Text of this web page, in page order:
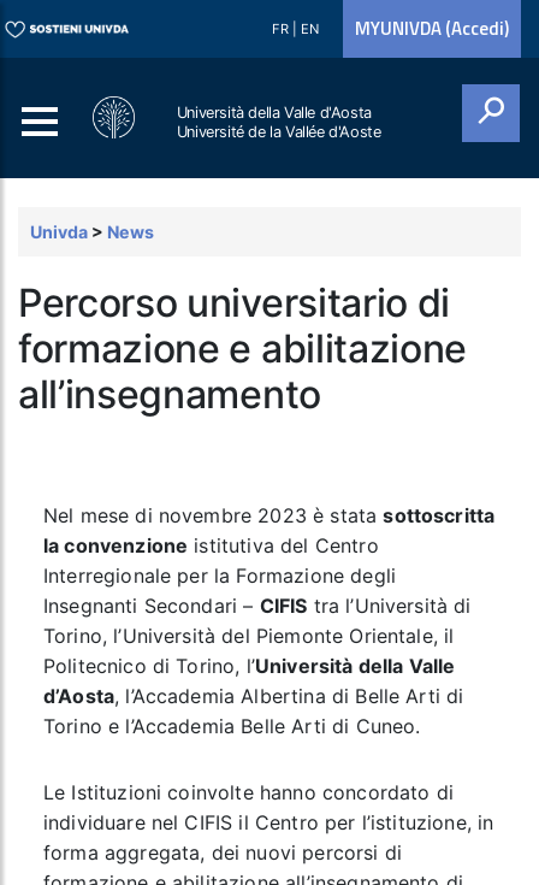
FR EN MYUNIVDA (Accedi)
Università della Valle d'Aosta
Université de la Vallée d'Aoste
Univda > News
Percorso universitario di
formazione e abilitazione
all’insegnamento
Nel mese di novembre 2023 è statasottoscritta
la convenzione istitutiva del Centro
Interregionale per la Formazione degli
Insegnanti Secondari – CIFIS tra l’Università di
Torino, l’Università del Piemonte Orientale, il
Politecnico di Torino, l’Università della Valle
d’Aosta, l’Accademia Albertina di Belle Arti di
Torino e l’Accademia Belle Arti di Cuneo.
Le Istituzioni coinvolte hanno concordato di
individuare nel CIFIS il Centro per l’istituzione, in
forma aggregata, dei nuovi percorsi di